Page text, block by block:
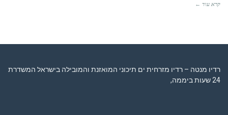
קרא עוד ←
רדיו מנטה – רדיו מזרחית ים תיכוני המואזנת והמובילה בישראל המשדרת
24 שעות ביממה,